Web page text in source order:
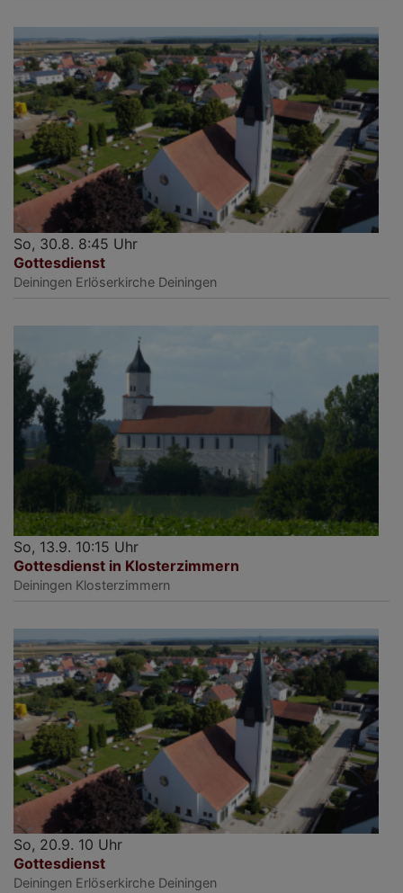
So, 30.8. 8:45 Uhr
Gottesdienst
Deiningen Erlöserkirche Deiningen
So, 13.9. 10:15 Uhr
Gottesdienst in Klosterzimmern
Deiningen Klosterzimmern
So, 20.9. 10 Uhr
Gottesdienst
Deiningen Erlöserkirche Deiningen